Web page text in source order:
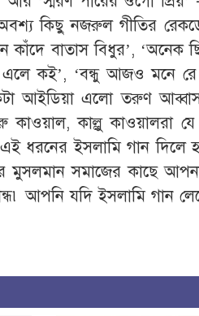
কিছু নজরুল গীতির
কাঁদে বাতাস বিধুর’, ‘অনেক
কই’, ‘বন্ধু আজও মনে
আইডিয়া এলো তরুণ
কাওয়াল, কাল্লু কাওয়ালরা
এই ধরনের ইসলামি গান
মুসলমান সমাজের কাছে
আপনি যদি ইসলামি গান